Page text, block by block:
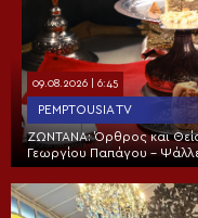
09.08.2026 | 6:45
PEMPTOUSIA TV
ΖΩΝΤΑΝΑ: Όρθρος και
Γεωργίου Παπάγου –